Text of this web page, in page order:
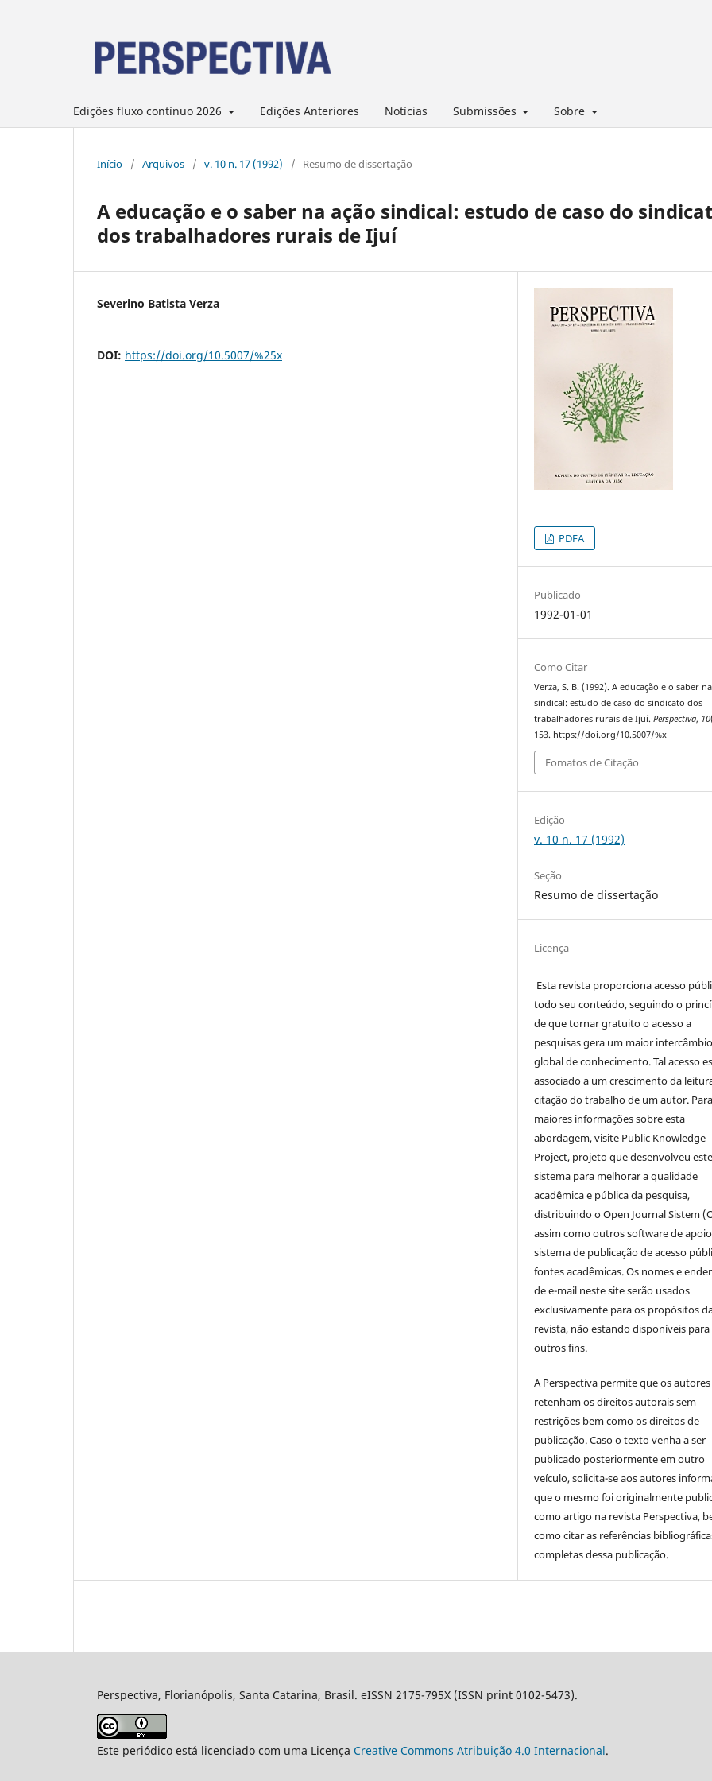
Edições fluxo contínuo 2026 Edições Anteriores Notícias Submissões Sobre
Início / Arquivos / v. 10 n. 17 (1992) / Resumo de dissertação
A educação e o saber na ação sindical: estudo de caso do
dos trabalhadores rurais de Ijuí
Severino Batista Verza
DOI: https://doi.org/10.5007/%25x
PDFA
Publicado
1992-01-01
Como Citar
Verza, S. B. (1992). A educação e o saber
sindical: estudo de caso do sindicato dos
trabalhadores rurais de Ijuí.Perspectiva, 10
153. https://doi.org/10.5007/%x
Fomatos de Citação
Edição
v. 10 n. 17 (1992)
Seção
Resumo de dissertação
Licença
Esta revista proporciona acesso
todo seu conteúdo, seguindo o
de que tornar gratuito o acesso a
pesquisas gera um maior intercâmbio
global de conhecimento. Tal acesso
associado a um crescimento da
citação do trabalho de um autor. Para
maiores informações sobre esta
abordagem, visite Public Knowledge
Project, projeto que desenvolveu este
sistema para melhorar a qualidade
acadêmica e pública da pesquisa,
distribuindo o Open Journal Sistem
assim como outros software de
sistema de publicação de acesso
fontes acadêmicas. Os nomes e
de e-mail neste site serão usados
exclusivamente para os propósitos
revista, não estando disponíveis para
outros fins.
A Perspectiva permite que os autores
retenham os direitos autorais sem
restrições bem como os direitos de
publicação. Caso o texto venha a ser
publicado posteriormente em outro
veículo, solicita-se aos autores
que o mesmo foi originalmente
como artigo na revista Perspectiva,
como citar as referências
completas dessa publicação.
Perspectiva, Florianópolis, Santa Catarina, Brasil. eISSN 2175-795X (ISSN print 0102-5473).
Este periódico está licenciado com uma Licença Creative Commons Atribuição 4.0 Internacional.